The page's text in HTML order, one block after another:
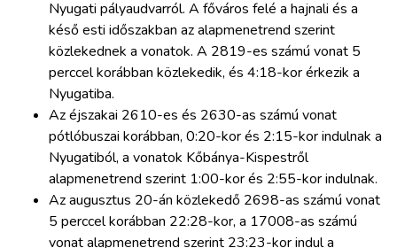
Nyugati pályaudvarról. A főváros felé a hajnali és a
késő esti időszakban az alapmenetrend szerint
közlekednek a vonatok. A 2819-es számú vonat 5
perccel korábban közlekedik, és 4:18-kor érkezik a
Nyugatiba.
Az éjszakai 2610-es és 2630-as számú vonat
pótlóbuszai korábban, 0:20-kor és 2:15-kor indulnak a
Nyugatiból, a vonatok Kőbánya-Kispestről
alapmenetrend szerint 1:00-kor és 2:55-kor indulnak.
Az augusztus 20-án közlekedő 2698-as számú vonat
5 perccel korábban 22:28-kor, a 17008-as számú
vonat alapmenetrend szerint 23:23-kor indul a